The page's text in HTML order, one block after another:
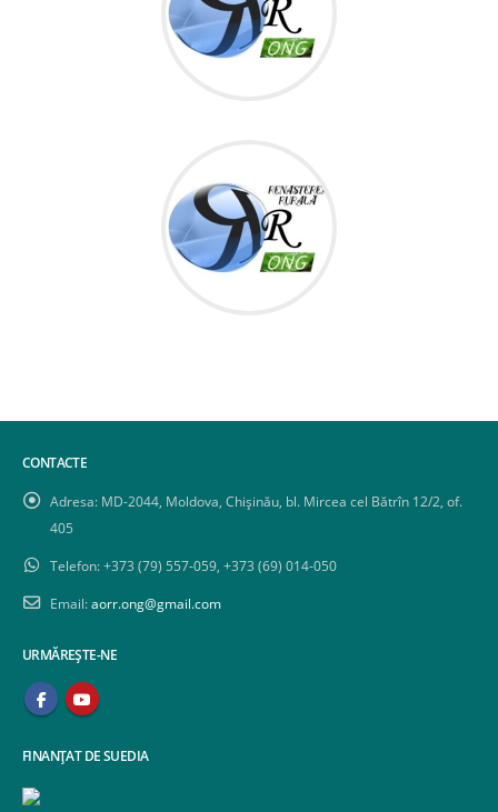
CONTACTE
Adresa: MD-2044, Moldova, Chișinău, bl. Mircea cel Bătrîn 12/2, of.
405
Telefon:+373 (79) 557-059, +373 (69) 014-050
Email:aorr.ong@gmail.com
URMĂREȘTE-NE
FINANȚAT DE SUEDIA